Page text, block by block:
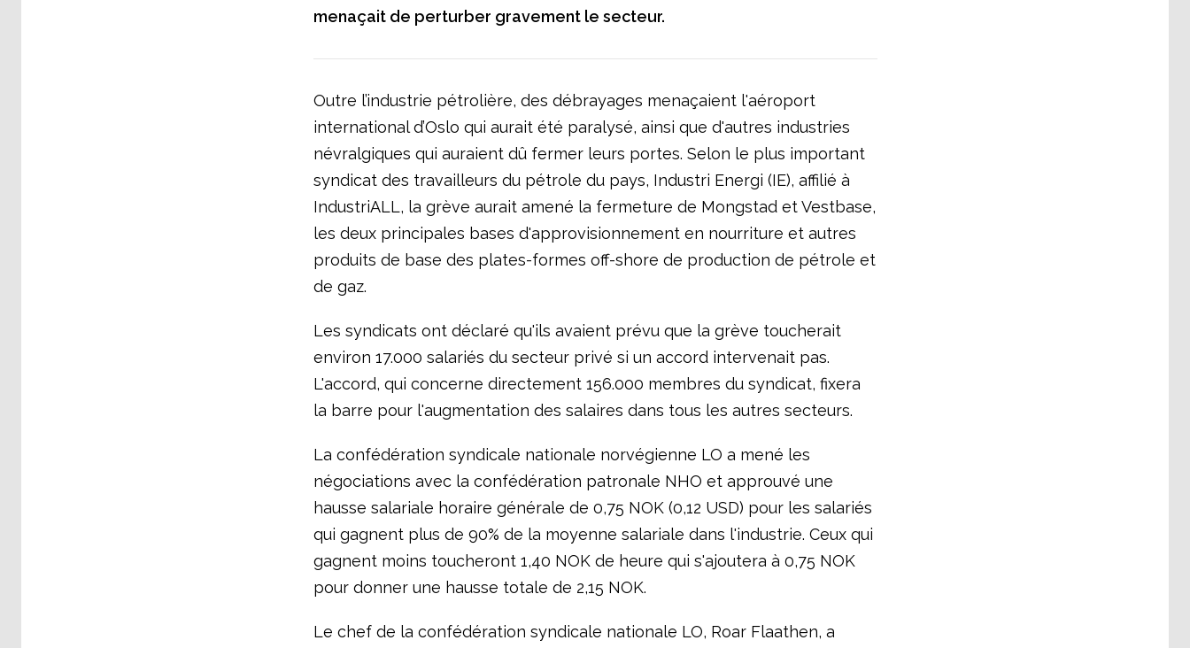
menaçait de perturber gravement le secteur.
Outre l’industrie pétrolière, des débrayages menaçaient l'aéroport
international d’Oslo qui aurait été paralysé, ainsi que d'autres industries
névralgiques qui auraient dû fermer leurs portes. Selon le plus important
syndicat des travailleurs du pétrole du pays, Industri Energi (IE), affilié à
IndustriALL, la grève aurait amené la fermeture de Mongstad et Vestbase,
les deux principales bases d'approvisionnement en nourriture et autres
produits de base des plates-formes off-shore de production de pétrole et
de gaz.
Les syndicats ont déclaré qu'ils avaient prévu que la grève toucherait
environ 17.000 salariés du secteur privé si un accord intervenait pas.
L'accord, qui concerne directement 156.000 membres du syndicat, fixera
la barre pour l'augmentation des salaires dans tous les autres secteurs.
La confédération syndicale nationale norvégienne LO a mené les
négociations avec la confédération patronale NHO et approuvé une
hausse salariale horaire générale de 0,75 NOK (0,12 USD) pour les salariés
qui gagnent plus de 90% de la moyenne salariale dans l'industrie. Ceux qui
gagnent moins toucheront 1,40 NOK de heure qui s'ajoutera à 0,75 NOK
pour donner une hausse totale de 2,15 NOK.
Le chef de la confédération syndicale nationale LO, Roar Flaathen, a